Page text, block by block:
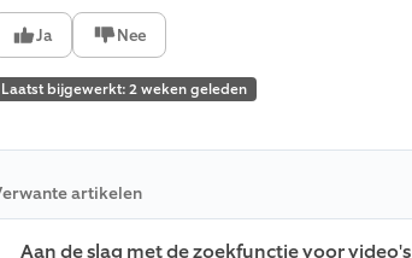
Ja Nee
Laatst bijgewerkt: 2 weken geleden
artikelen
Aan de slag met de zoekfunctie voor video's